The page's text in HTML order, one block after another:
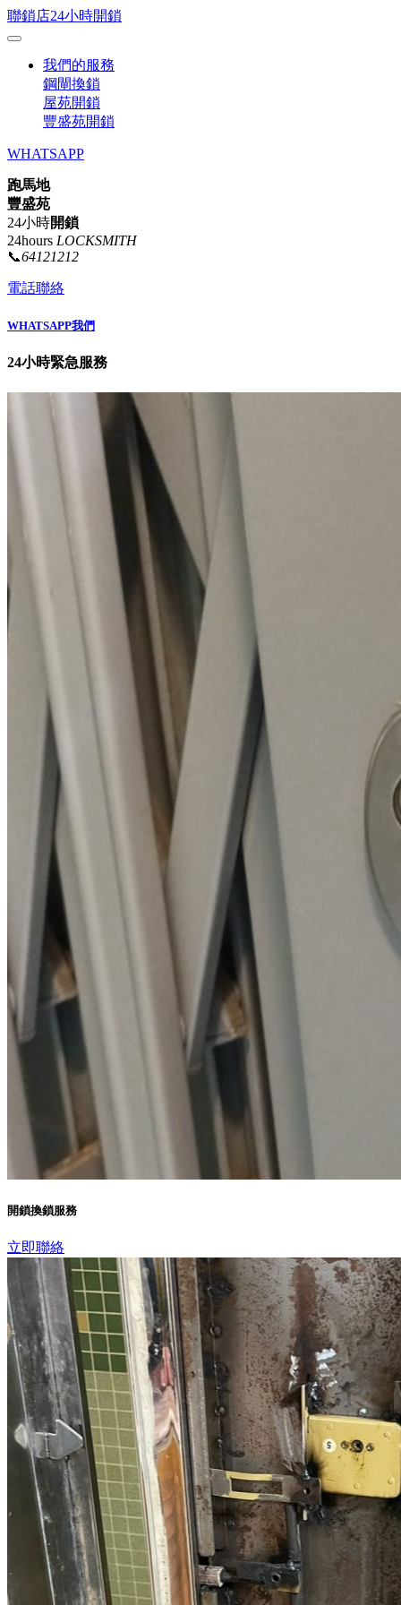
聯鎖店24小時開鎖
我們的服務
鋼閘換鎖
屋苑開鎖
豐盛苑開鎖
WHATSAPP
跑馬地
豐盛苑
24小時開鎖
24hours LOCKSMITH
📞64121212
電話聯絡
WHATSAPP我們
24小時緊急服務
開鎖換鎖服務
立即聯絡